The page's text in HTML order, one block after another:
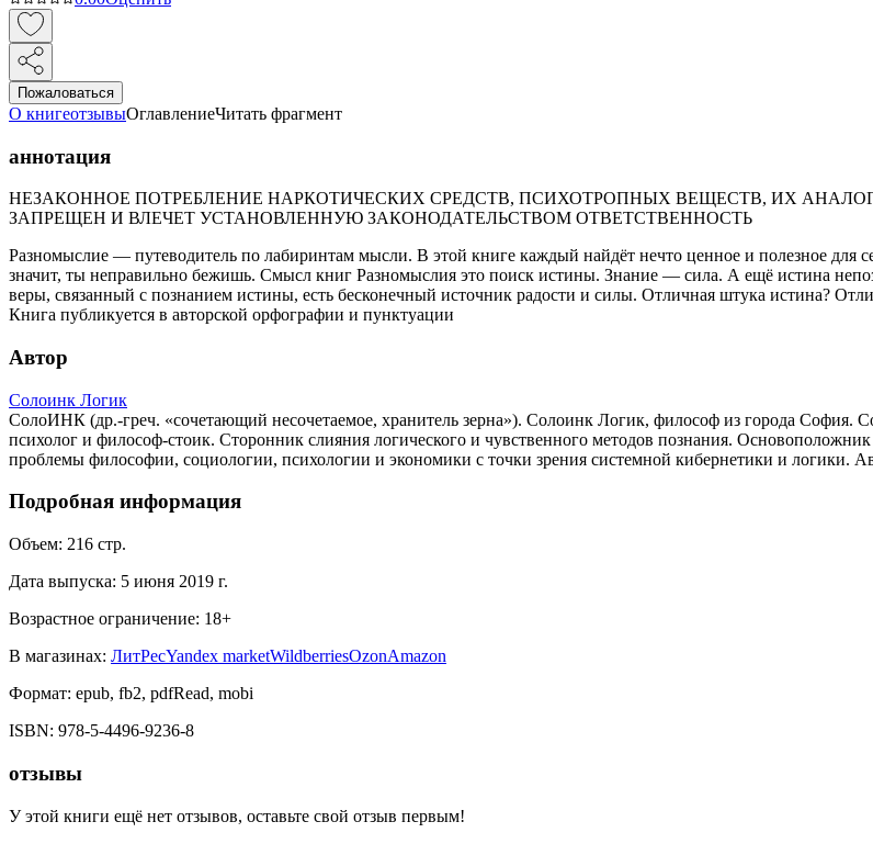
Пожаловаться
О книгеотзывыОглавлениеЧитать фрагмент
аннотация
НЕЗАКОННОЕ ПОТРЕБЛЕНИЕ НАРКОТИЧЕСКИХ СРЕДСТВ, ПСИХОТРОПНЫХ ВЕЩЕСТВ, ИХ
ЗАПРЕЩЕН И ВЛЕЧЕТ УСТАНОВЛЕННУЮ ЗАКОНОДАТЕЛЬСТВОМ ОТВЕТСТВЕННОСТЬ
Разномыслие — путеводитель по лабиринтам мысли. В этой книге каждый найдёт нечто ценное и полезное
значит, ты неправильно бежишь. Смысл книг Разномыслия это поиск истины. Знание — сила. А ещё истина
веры, связанный с познанием истины, есть бесконечный источник радости и силы. Отличная штука истина?
Книга публикуется в авторской орфографии и пунктуации
Автор
Солоинк Логик
СолоИНК (др.-греч. «сочетающий несочетаемое, хранитель зерна»). Солоинк Логик, философ из города София.
психолог и философ-стоик. Сторонник слияния логического и чувственного методов познания.
проблемы философии, социологии, психологии и экономики с точки зрения системной кибернетики и логики.
Подробная информация
Объем: 216 стр.
Дата выпуска: 5 июня 2019 г.
Возрастное ограничение: 18+
В магазинах: ЛитРесYandex marketWildberriesOzonAmazon
Формат: epub, fb2, pdfRead, mobi
ISBN: 978-5-4496-9236-8
отзывы
У этой книги ещё нет отзывов, оставьте свой отзыв первым!